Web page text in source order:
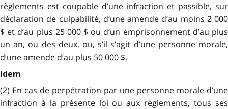
règlements est coupable d’une infraction et passible, sur
déclaration de culpabilité, d’une amende d’au moins 2 000
$ et d’au plus 25 000 $ ou d’un emprisonnement d’au plus
un an, ou des deux, ou, s’il s’agit d’une personne morale,
d’une amende d’au plus 50 000 $.
Idem
(2) En cas de perpétration par une personne morale d’une
infraction à la présente loi ou aux règlements, tous ses